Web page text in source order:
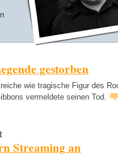
gestorben
wie tragische Figur des
vermeldete seinen Tod.
Streaming an